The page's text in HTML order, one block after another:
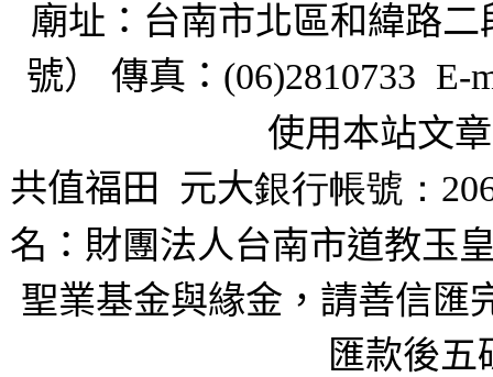
廟址：台南市北區和緯路二
號） 傳真： (06)2810733 E-
使用本站文
共值福田
元大銀行帳號：
名：財團法人台南市道教玉
聖業基金與緣金，請善信匯
匯款後五